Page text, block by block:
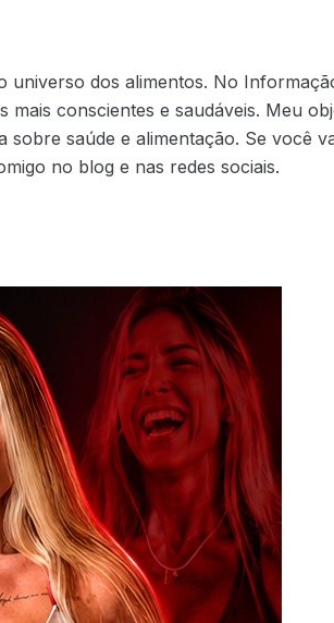
dos alimentos. No
conscientes e saudáveis. Meu
saúde e alimentação. Se você
no blog e nas redes sociais.